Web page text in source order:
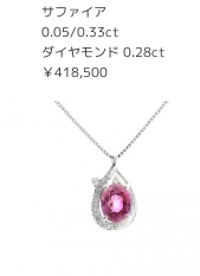
サファイア
0.05/0.33ct
ダイヤモンド 0.28ct
￥418,500